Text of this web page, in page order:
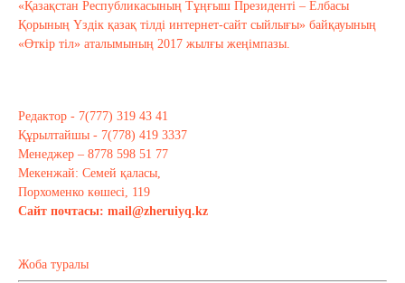
«Қазақстан Республикасының Тұңғыш Президенті – Елбасы
Қорының Үздік қазақ тілді интернет-сайт сыйлығы» байқауының
«Өткір тіл» аталымының 2017 жылғы жеңімпазы.
Редактор - 7(777) 319 43 41
Құрылтайшы - 7(778) 419 3337
Менеджер – 8778 598 51 77
Мекенжай: Семей қаласы,
Порхоменко көшесі, 119
Сайт почтасы: mail@zheruiyq.kz
Жоба туралы